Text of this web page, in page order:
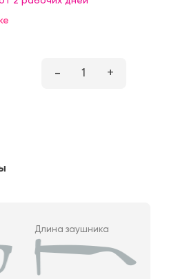
– 1 +
Длина заушника